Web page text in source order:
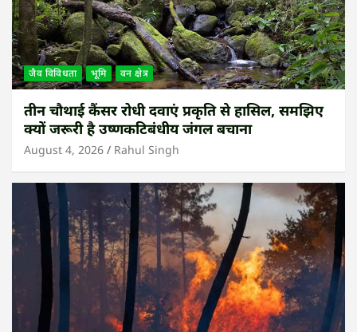
जैव विविधता भूमि वन क्षेत्र
तीन चौथाई कैंसर रोधी दवाएं प्रकृति से हासिल, समझिए
क्यों जरूरी है उष्णकटिबंधीय जंगल बचाना
August 4, 2026 Rahul Singh